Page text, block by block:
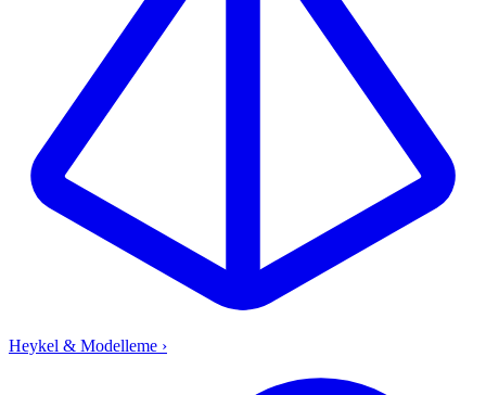
Heykel & Modelleme ›